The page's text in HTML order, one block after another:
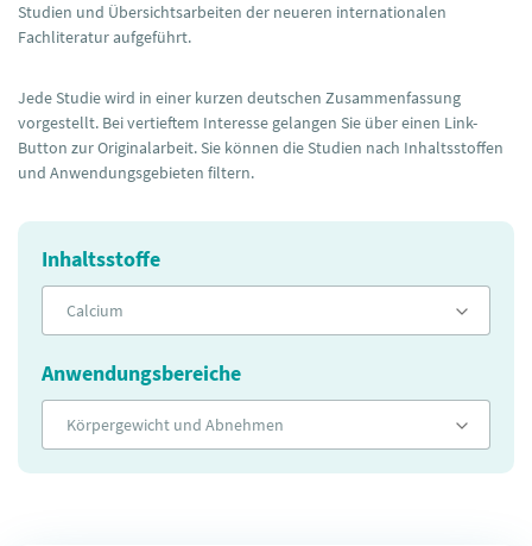
Studien und Übersichtsarbeiten der neueren internationalen
Fachliteratur aufgeführt.
Jede Studie wird in einer kurzen deutschen Zusammenfassung
vorgestellt. Bei vertieftem Interesse gelangen Sie über einen Link-
Button zur Originalarbeit. Sie können die Studien nach Inhaltsstoffen
und Anwendungsgebieten filtern.
Inhaltsstoffe
Calcium
Anwendungsbereiche
Körpergewicht und Abnehmen